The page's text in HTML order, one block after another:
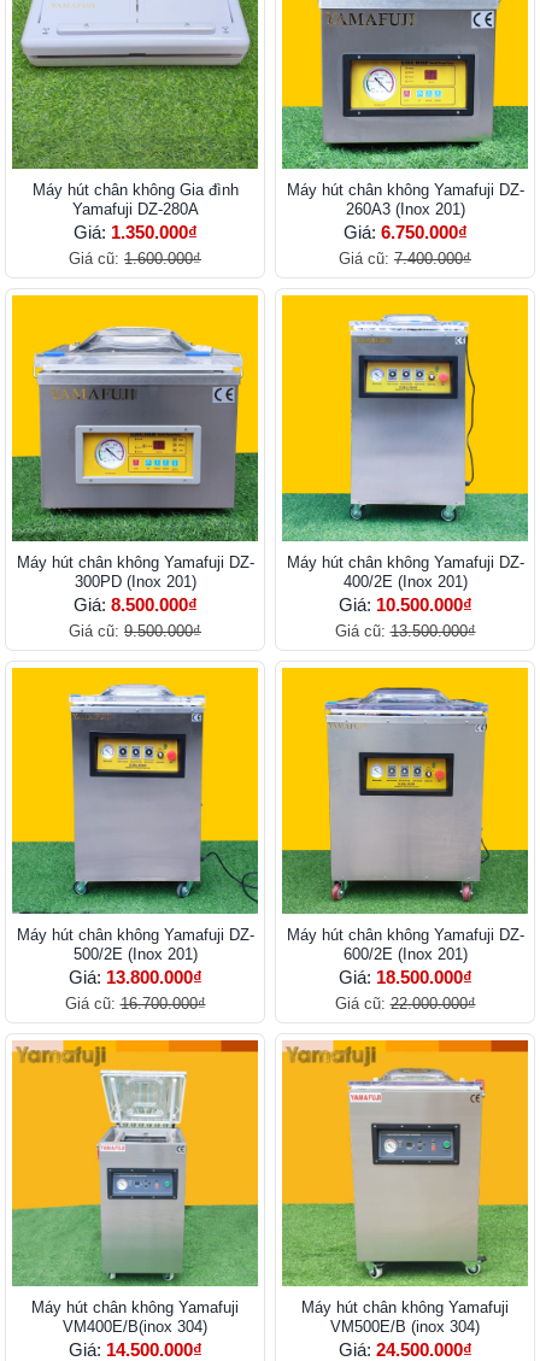
Máy hút chân không Gia đình
Yamafuji DZ-280A
Giá: 1.350.000₫
Giá cũ: 1.600.000₫
Máy hút chân không Yamafuji DZ-
260A3 (Inox 201)
Giá: 6.750.000₫
Giá cũ: 7.400.000₫
Máy hút chân không Yamafuji DZ-
300PD (Inox 201)
Giá: 8.500.000₫
Giá cũ: 9.500.000₫
Máy hút chân không Yamafuji DZ-
400/2E (Inox 201)
Giá: 10.500.000₫
Giá cũ:13.500.000₫
Máy hút chân không Yamafuji DZ-
500/2E (Inox 201)
Giá: 13.800.000₫
Giá cũ:16.700.000₫
Máy hút chân không Yamafuji DZ-
600/2E (Inox 201)
Giá: 18.500.000₫
Giá cũ:22.000.000₫
Máy hút chân không Yamafuji
VM400E/B(inox 304)
Giá: 14.500.000₫
Máy hút chân không Yamafuji
VM500E/B (inox 304)
Giá: 24.500.000₫